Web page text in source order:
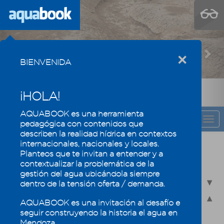
Previous
CAPÍTULO
Recursos hídricos de Mendoza en su
contexto regional
2.1 - Recursos hídricos superficiales
2.2 - Recursos hídricos subterráneos
2.2.1 - Revisamos conceptos
×
BIENVENIDA
¡HOLA!
AQUABOOK es una herramienta
pedagógica con contenidos que
describen la realidad hídrica en contextos
internacionales, nacionales y locales.
Planteos que te invitan a entender y a
contextualizar la problemática de la
gestión del agua ubicándola siempre
dentro de la tensión oferta / demanda.
AQUABOOK es una invitación al desafío e
seguir construyendo la historia el agua en